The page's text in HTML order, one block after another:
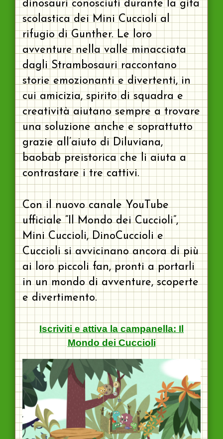
dinosauri conosciuti durante la gita
scolastica dei Mini Cuccioli al
rifugio di Gunther. Le loro
avventure nella valle minacciata
dagli Strambosauri raccontano
storie emozionanti e divertenti, in
cui amicizia, spirito di squadra e
creatività aiutano sempre a trovare
una soluzione anche e soprattutto
grazie all’aiuto di Diluviana,
baobab preistorica che li aiuta a
contrastare i tre cattivi.
Con il nuovo canale YouTube
ufficiale “Il Mondo dei Cuccioli”,
Mini Cuccioli, DinoCuccioli e
Cuccioli si avvicinano ancora di più
ai loro piccoli fan, pronti a portarli
in un mondo di avventure, scoperte
e divertimento.
Iscriviti e attiva la campanella: Il
Mondo dei Cuccioli